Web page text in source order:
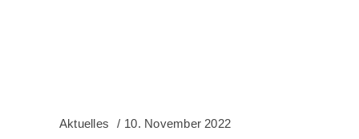
Aktuelles 10. November 2022